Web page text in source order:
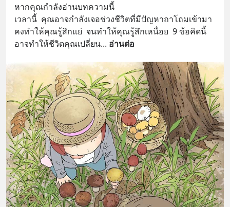
หากคุณกำลังอ่านบทความนี้
เวลานี้  คุณอาจกำลังเจอช่วงชีวิตที่มีปัญหาถาโถมเข้ามา
คงทำให้คุณรู้สึกแย่  จนทำให้คุณรู้สึกเหนื่อย  9 ข้อคิดนี้
อาจทำให้ชีวิตคุณเปลี่ยน... อ่านต่อ